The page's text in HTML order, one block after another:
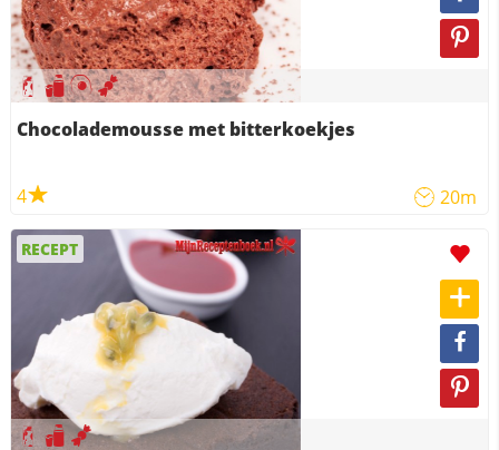
Chocolademousse met bitterkoekjes
4 20m
RECEPT